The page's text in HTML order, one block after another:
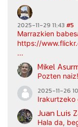
2025-11-29 11:43 #5
Marrazkien
https://
...
Mikel
Pozten naiz!
2025-11-26
Irakurtzeko
Juan Luis
Hala da,